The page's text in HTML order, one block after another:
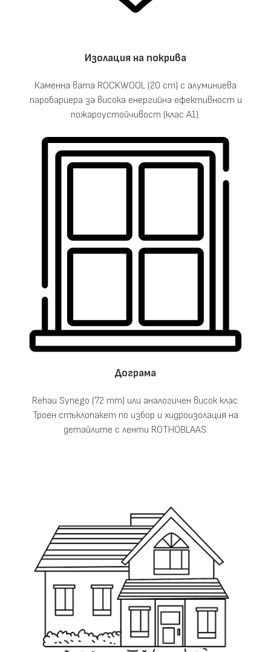
Изолация на покрива
Каменна вата ROCKWOOL (20 cm) с алуминиева
паробариера за висока енергийна ефективност и
пожароустойчивост (клас A1).
Дограма
Rehau Synego (72 mm) или аналогичен висок клас.
Троен стъклопакет по избор и хидроизолация на
детайлите с ленти ROTHOBLAAS.